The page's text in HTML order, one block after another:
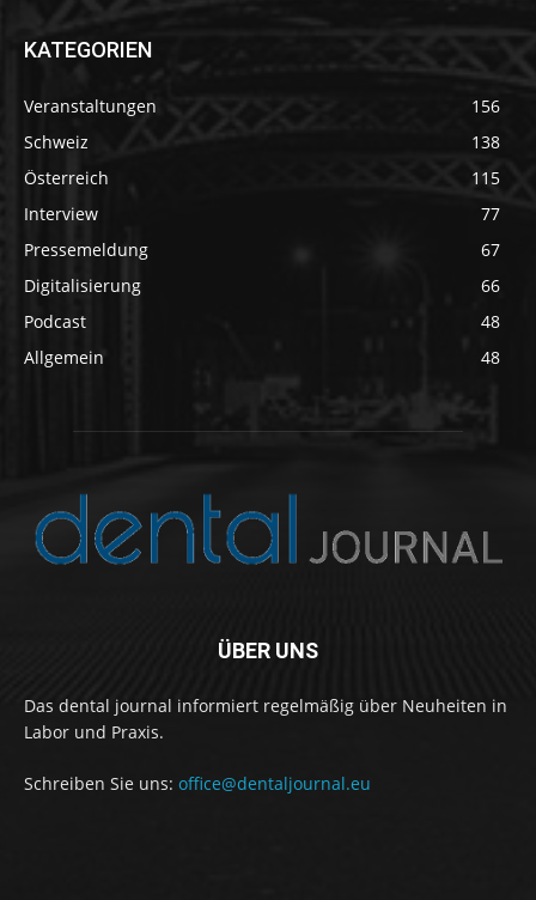
KATEGORIEN
Veranstaltungen
156
Schweiz
138
Österreich
115
Interview
77
Pressemeldung
67
Digitalisierung
66
Podcast
48
Allgemein
48
ÜBER UNS
Das dental journal informiert regelmäßig über Neuheiten in
Labor und Praxis.
Schreiben Sie uns: office@dentaljournal.eu